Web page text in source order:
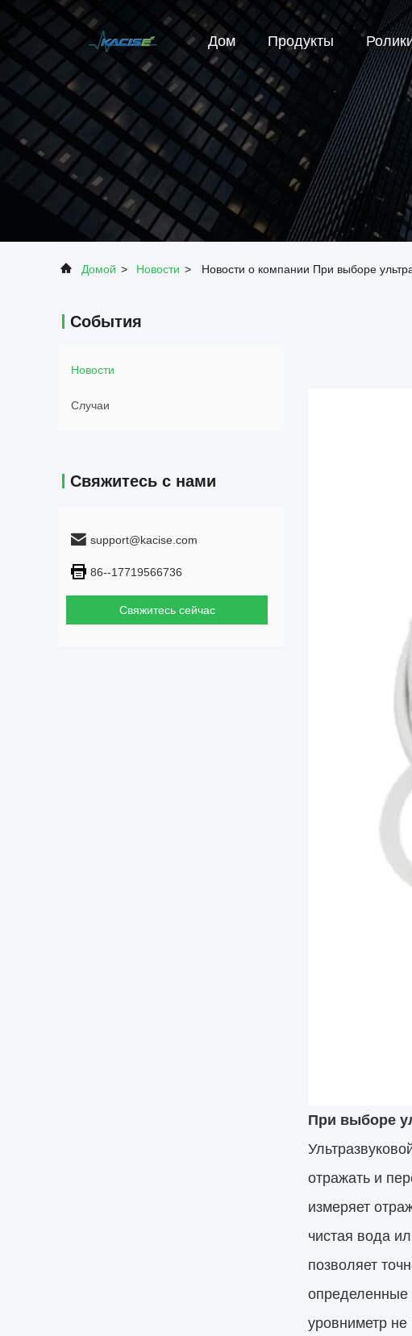
Дом Продукты
Домой > Новости > Новости о компании При выборе
События
Новости
Случаи
Свяжитесь с нами
support@kacise.com
86--17719566736
Свяжитесь сейчас
При выборе
отражать и
измеряет
чистая вода
позволяет
определенные
уровниметр